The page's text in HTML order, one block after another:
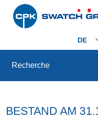
DE
BESTAND AM